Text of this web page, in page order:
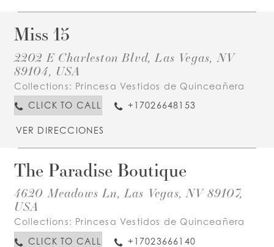
Miss 15
2202 E Charleston Blvd, Las Vegas, NV
89104, USA
Collections: Princesa Vestidos de Quinceañera
CLICK TO CALL
+17026648153
VER DIRECCIONES
The Paradise Boutique
4620 Meadows Ln, Las Vegas, NV 89107,
USA
Collections: Princesa Vestidos de Quinceañera
CLICK TO CALL
+17023666140